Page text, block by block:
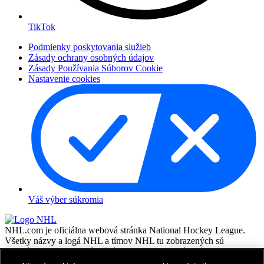
TikTok
Podmienky poskytovania služieb
Zásady ochrany osobných údajov
Zásady Používania Súborov Cookie
Nastavenie cookies
Váš výber súkromia
NHL.com je oficiálna webová stránka National Hockey League.
Všetky názvy a logá NHL a tímov NHL tu zobrazených sú
vlastníctvom NHL a príslušných klubov a nesmú byť